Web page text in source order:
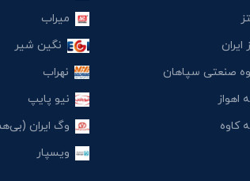
ایران
صنعتی سپاهان
اهواز
کاوه
میراب
نگین شیر
نهراب
نیو پایپ
وگ ایران
ویسپار